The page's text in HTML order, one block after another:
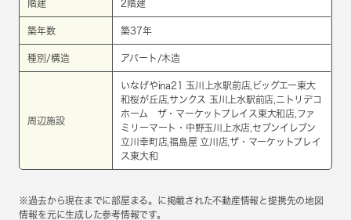
階建 2階建
築年数 築37年
種別/構造 アパート/木造
周辺施設
いなげやina21 玉川上水駅前店,ビッグエー東大
和桜が丘店,サンクス 玉川上水駅前店,ニトリデコ
ホーム ザ・マーケットプレイス東大和店,ファ
ミリーマート・中野玉川上水店,セブンイレブン
立川幸町店,福島屋 立川店,ザ・マーケットプレイ
ス東大和
※過去から現在までに部屋まる。に掲載された不動産情報と提携先の地図
情報を元に生成した参考情報です。